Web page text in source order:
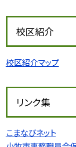
校区紹介
校区紹介マップ
リンク集
こまなびネット